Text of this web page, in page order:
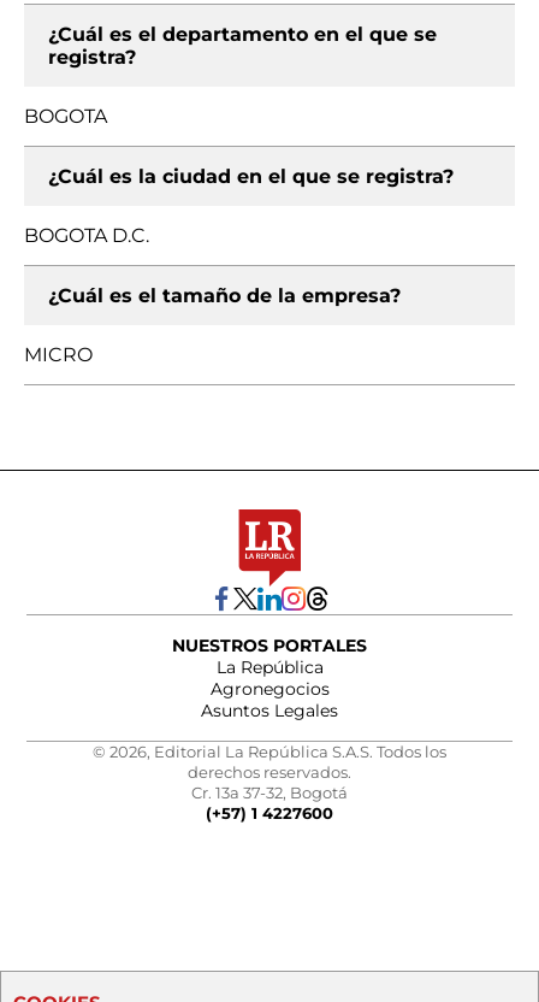
¿Cuál es el departamento en el que se
registra?
BOGOTA
¿Cuál es la ciudad en el que se registra?
BOGOTA D.C.
¿Cuál es el tamaño de la empresa?
MICRO
NUESTROS PORTALES
La República
Agronegocios
Asuntos Legales
© 2026, Editorial La República S.A.S. Todos los
derechos reservados.
Cr. 13a 37-32, Bogotá
(+57) 1 4227600